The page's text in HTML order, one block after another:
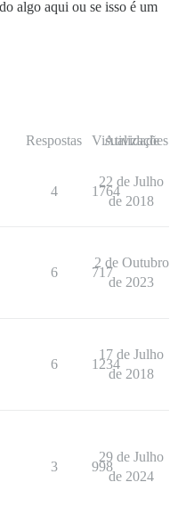
algo aqui ou se isso é um
Respostas Visualizações
Atividade
4 1764
22 de Julho
de 2018
6 717
2 de Outubro
de 2023
6 1234
17 de Julho
de 2018
3 998
29 de Julho
de 2024